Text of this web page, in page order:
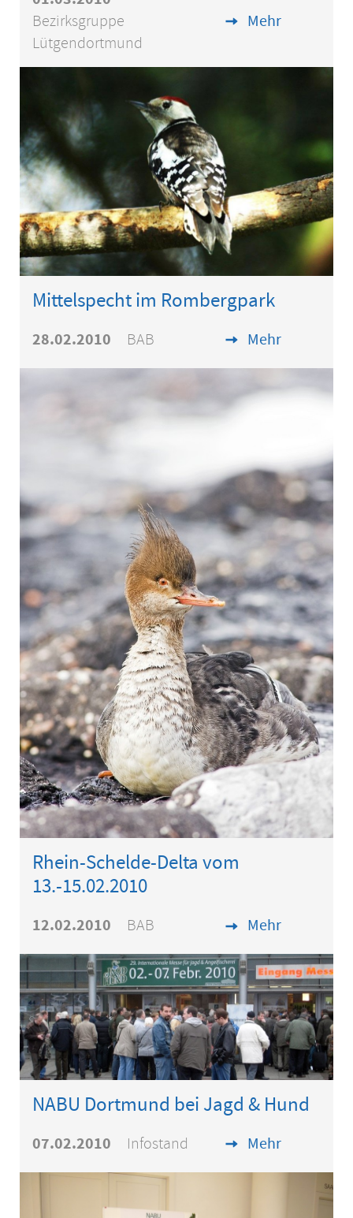
Bezirksgruppe
Lütgendortmund
Mehr
Mittelspecht im Rombergpark
28.02.2010 BAB Mehr
Rhein-Schelde-Delta vom
13.-15.02.2010
12.02.2010 BAB Mehr
NABU Dortmund bei Jagd & Hund
07.02.2010 Infostand Mehr